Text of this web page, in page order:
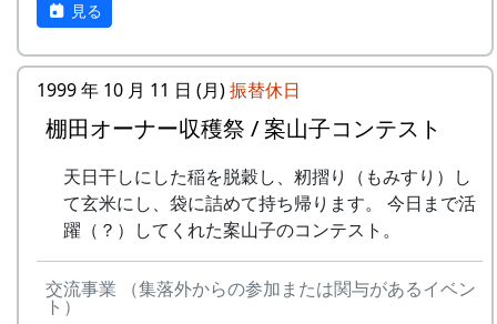
ブする企画）でみんなで歌った思い出の楽曲で
水と太陽の国で
12
13
僕は棚⽥の中にいる
アンジェラ
14
静かに時は…
H CORPORATION
15
⽔と太陽の国で
メシアとポン四郎
バンド
16
収穫の秋に
⽉ーアカリ
17
棚⽥のステージへ アンジェラ
2000年 加美町〜棚⽥の秋〜 穫れたての
見る
1999 年 10 月 11 日 (月)振替休日
棚田オーナー収穫祭 / 案山子コンテスト
天日干しにした稲を脱穀し、籾摺り（もみすり）し
て玄米にし、袋に詰めて持ち帰ります。 今日まで活
躍（？）してくれた案山子のコンテスト。
交流事業 （集落外からの参加または関与があるイベン
ト）